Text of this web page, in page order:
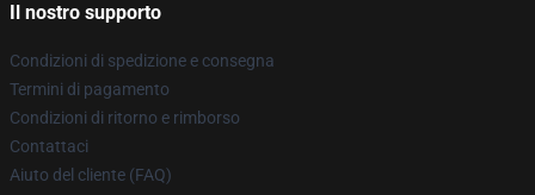
Il nostro supporto
Condizioni di spedizione e consegna
Termini di pagamento
Condizioni di ritorno e rimborso
Contattaci
Aiuto del cliente (FAQ)